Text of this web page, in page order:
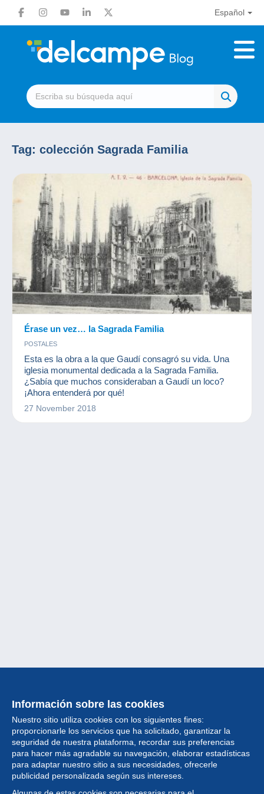
Español
Tag: colección Sagrada Familia
Érase un vez… la Sagrada Familia
POSTALES
Esta es la obra a la que Gaudí consagró su vida. Una
iglesia monumental dedicada a la Sagrada Familia.
¿Sabía que muchos consideraban a Gaudí un loco?
¡Ahora entenderá por qué!
27 November 2018
Información sobre las cookies
Nuestro sitio utiliza cookies con los siguientes fines:
proporcionarle los servicios que ha solicitado, garantizar la
seguridad de nuestra plataforma, recordar sus preferencias
para hacer más agradable su navegación, elaborar estadísticas
para adaptar nuestro sitio a sus necesidades, ofrecerle
publicidad personalizada según sus intereses.
Colección